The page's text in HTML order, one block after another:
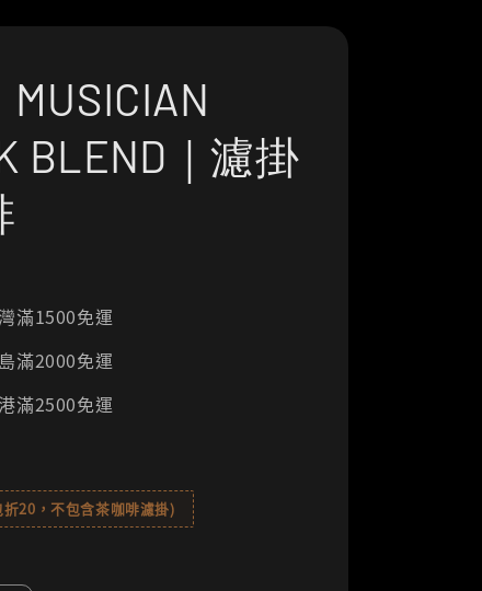
BLEND｜濾掛
滿1500免運
滿2000免運
滿2500免運
20，不包含茶咖啡濾掛)